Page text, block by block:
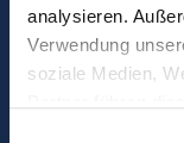
analysieren.
Verwendung
soziale Medien,